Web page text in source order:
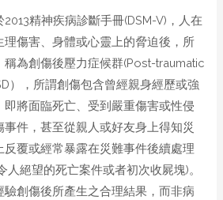
精神疾病診斷手冊(DSM-V)，人在
理傷害、身體或心靈上的脅迫後，所
稱為創傷後壓力症候群(Post-traumatic
），所謂創傷包含曾經親身經歷或強
將面臨死亡、受到嚴重傷害或性侵
件，甚至從親人或好友身上得知災
覆或經常暴露在災難事件後續處理
人絕望的死亡案件或者初次收屍塊)。
創傷後所產生之合理結果，而非病